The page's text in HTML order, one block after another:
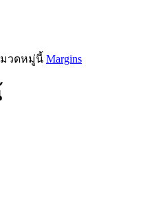
มวดหมู่นี้ Margins